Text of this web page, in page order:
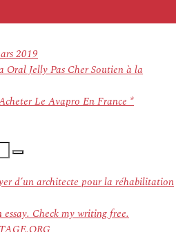
2019
Oral Jelly Pas Cher Soutien à la
Le Avapro En France *
Recherche
d’un architecte pour la réhabilitation
Check my writing free.